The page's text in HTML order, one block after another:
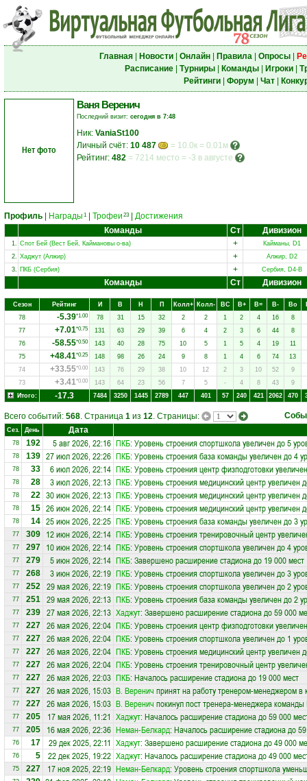
Главная| Новости| Онлайн| Правила| Опросы|
Расписание| Турниры| Команды| Игроки|
Рейтинги| Форум Чат|
Нет фото
Ваня Веренич
Последний визит: сегодня в 7:48
Ник: VaniaSt100
Личный счёт: 10 487
= 10.0к = 0.01м
Рейтинг: 482 = 7214 место = -3 в августе
Профиль Награды 1 Трофеи 23
Достижения
Команды
Ст Дивизион
1. Спот Бей (Вест Бей, Каймановы о-ва) +
Кайманы, D1
2. Хаджут (Алжир) +
Алжир, D2
3. ПКБ (Сербия) + Сербия, D4-B
Команды Ст Дивизион
Сезон Рейтинг И В Н П Колл+ Колл- ВC В+ В= В- Вo
78
-5.39*1.00 78 31 15 32 2 2 1 2 4 16
8
77
+7.01*0.75 131 63 29 39 6 4 2 3 6 44
8
76
-58.55*0.50 143 40 28 75 10 5 1 5 4 19
11
75
+48.41*0.25 148 98 26 24 9 8 1 4 6 74
13
74
+33.55*0.00 143 76 29 38 10 12 2 3 10 52
9
73
+3.41*0.00 143 64 23 56 7 5 - 4 8 43
9
Итого:
-17.3 7484 3250 1445 2789 447 401 57 240 421 2062 470
Всего событий: 568. Страница 1 из 12. Страницы:
Сез. День Дата
78 192 5 авг 2026, 22:16 ПКБ: Уровень строения спортшкола увеличен до 5
78 139 27 июл 2026, 22:26 ПКБ: Уровень строения база команды увеличен до 4
78 33 6 июл 2026, 22:14 ПКБ: Уровень строения центр физподготовки
78 28 3 июл 2026, 22:13 ПКБ: Уровень строения медицинский центр увеличен
78 22 30 июн 2026, 22:13 ПКБ: Уровень строения медицинский центр увеличен
78 15 26 июн 2026, 22:14 ПКБ: Уровень строения медицинский центр увеличен
78 14 25 июн 2026, 22:25 ПКБ: Уровень строения база команды увеличен до 3
77 309 12 июн 2026, 22:14 ПКБ: Уровень строения тренировочный центр
77 297 10 июн 2026, 22:14 ПКБ: Уровень строения спортшкола увеличен до 4
77 279 5 июн 2026, 22:14 ПКБ: Завершено расширение стадиона до 19 000 мест
77 268 3 июн 2026, 22:19 ПКБ: Уровень строения спортшкола увеличен до 3
77 252 29 мая 2026, 22:19 ПКБ: Уровень строения спортшкола увеличен до 2
77 251 29 мая 2026, 22:13 ПКБ: Уровень строения база команды увеличен до 2
77 239 27 мая 2026, 22:13 Хаджут: Завершено расширение стадиона до 59 000
77 227 26 мая 2026, 22:04 ПКБ: Уровень строения центр физподготовки
77 227 26 мая 2026, 22:04 ПКБ: Уровень строения спортшкола увеличен до 1
77 227 26 мая 2026, 22:04 ПКБ: Уровень строения медицинский центр увеличен
77 227 26 мая 2026, 22:04 ПКБ: Уровень строения тренировочный центр
77 227 26 мая 2026, 22:03 ПКБ: Началось расширение стадиона до 19 000 мест
77 227 26 мая 2026, 15:03 В. Веренич принят на работу тренером-менеджером в
77 227 26 мая 2026, 15:03 В. Веренич покинул пост тренера-менеджера команды
77 205 17 мая 2026, 11:21 Хаджут: Началось расширение стадиона до 59 000
77 205 16 мая 2026, 22:36 Неман-Белкард: Началось расширение стадиона до
76 17 29 дек 2025, 22:11 Хаджут: Завершено расширение стадиона до 49 000
76 5 22 дек 2025, 19:22 Хаджут: Началось расширение стадиона до 49 000
75 227 17 ноя 2025, 22:19 Неман-Белкард: Уровень строения спортшкола